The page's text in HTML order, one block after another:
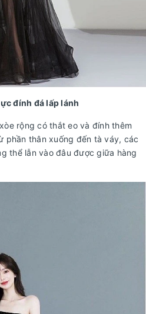
đính đá lấp lánh
rộng có thắt eo và đính thêm
phần thân xuống đến tà váy, các
thể lẫn vào đâu được giữa hàng